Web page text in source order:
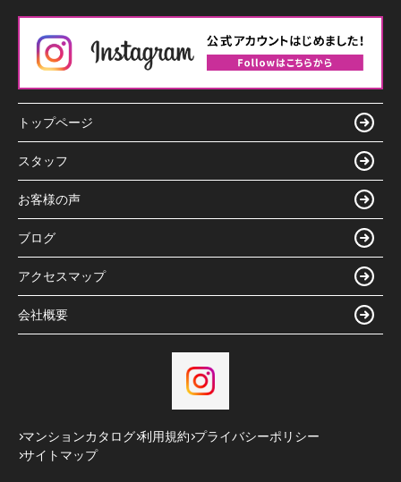
トップページ
スタッフ
お客様の声
ブログ
アクセスマップ
会社概要
マンションカタログ 利用規約 プライバシーポリシー
サイトマップ